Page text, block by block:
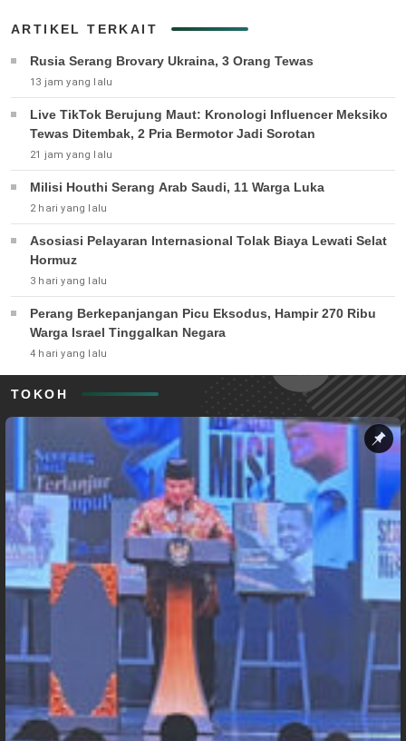
ARTIKEL TERKAIT
Rusia Serang Brovary Ukraina, 3 Orang Tewas
13 jam yang lalu
Live TikTok Berujung Maut: Kronologi Influencer Meksiko
Tewas Ditembak, 2 Pria Bermotor Jadi Sorotan
21 jam yang lalu
Milisi Houthi Serang Arab Saudi, 11 Warga Luka
2 hari yang lalu
Asosiasi Pelayaran Internasional Tolak Biaya Lewati Selat
Hormuz
3 hari yang lalu
Perang Berkepanjangan Picu Eksodus, Hampir 270 Ribu
Warga Israel Tinggalkan Negara
4 hari yang lalu
TOKOH